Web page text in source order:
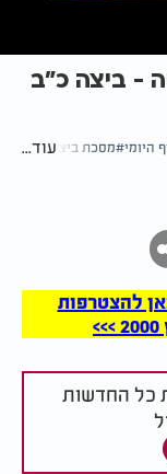
- ביצה כ"ב
היומי מסכת ביצה דף כ"ב
עוד...
להצטרפות
כל החדשות